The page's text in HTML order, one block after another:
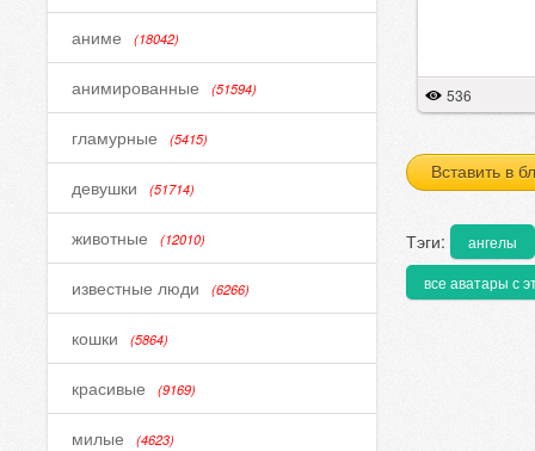
аниме (18042)
анимированные (51594)
гламурные (5415)
девушки (51714)
животные (12010)
известные люди (6266)
кошки (5864)
красивые (9169)
милые (4623)
536
Вставить в
Тэги:
ангелы
все аватары с